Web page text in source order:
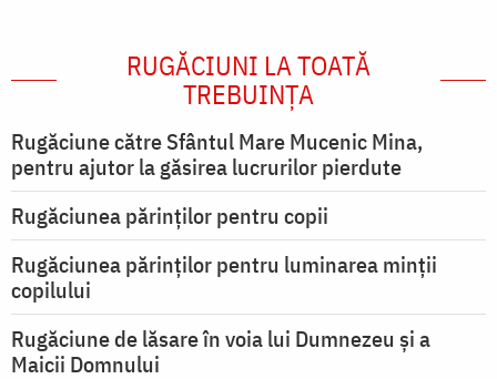
RUGĂCIUNI LA TOATĂ
TREBUINȚA
Rugăciune către Sfântul Mare Mucenic Mina,
pentru ajutor la găsirea lucrurilor pierdute
Rugăciunea părinților pentru copii
Rugăciunea părinților pentru luminarea minţii
copilului
Rugăciune de lăsare în voia lui Dumnezeu şi a
Maicii Domnului